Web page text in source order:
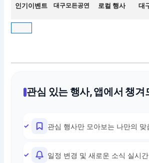
인기이벤트 대구모든공연 로컬 행사 대
관심 있는 행사, 앱에서 챙겨
관심 행사만 모아보는 나만의 맞
일정 변경 및 새로운 소식 실시